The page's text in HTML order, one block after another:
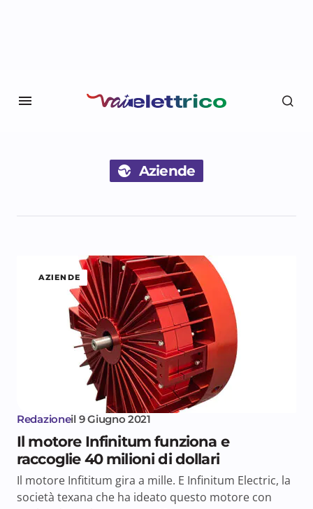
Aziende
AZIENDE
Redazioneil 9 Giugno 2021
Il motore Infinitum funziona e
raccoglie 40 milioni di dollari
Il motore Infititum gira a mille. E Infinitum Electric, la
società texana che ha ideato questo motore con